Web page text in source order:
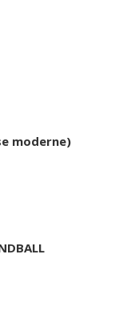
moderne)